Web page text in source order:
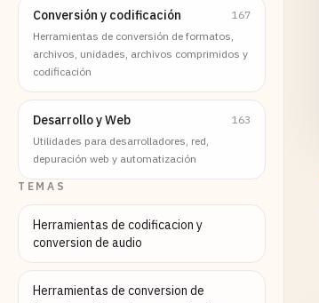
Conversión y codificación
167
Herramientas de conversión de formatos,
archivos, unidades, archivos comprimidos y
codificación
Desarrollo y Web
163
Utilidades para desarrolladores, red,
depuración web y automatización
TEMAS
Herramientas de codificacion y
conversion de audio
Herramientas de conversion de